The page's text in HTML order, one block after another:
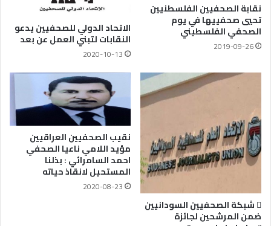
نقابة الصحفيين الفلسطنيين
تحيي صحفييها في يوم
الصحفي الفلسطيني
2019-09-26
الاتحاد الدولي للصحفيين يدعو
النقابات لتبني العمل عن بعد
2020-10-13
 شبكة الصحفيين السودانيين
ضمن المرشحين لجائزة
نقيب الصحفيين العراقيين
مؤيد اللامي ناعيا الصحفي
احمد السامرائي : بذلنا
المستحيل لانقاذ حياته
2020-08-23